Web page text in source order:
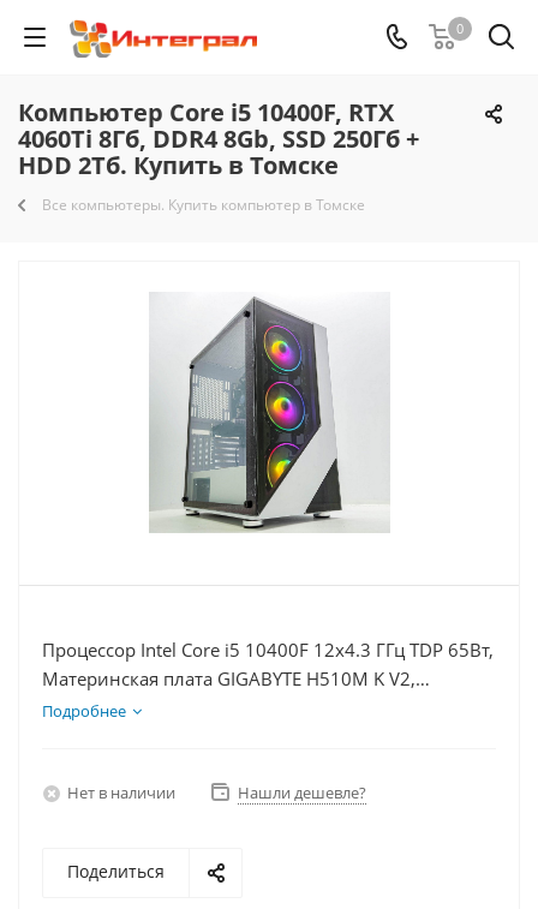
0
Компьютер Core i5 10400F, RTX
4060Ti 8Гб, DDR4 8Gb, SSD 250Гб +
HDD 2Тб. Купить в Томске
Все компьютеры. Купить компьютер в Томске
Процессор Intel Core i5 10400F 12x4.3 ГГц TDP 65Вт,
Материнская плата GIGABYTE H510M K V2,
Видеокарта RTX 4060Ti 8Гб, Память DDR4 8Gb,
Подробнее
Нет в наличии Нашли дешевле?
Поделиться